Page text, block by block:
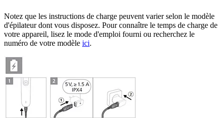
Notez que les instructions de charge peuvent varier selon le modèle
d'épilateur dont vous disposez. Pour connaître le temps de charge de
votre appareil, lisez le mode d'emploi fourni ou recherchez le
numéro de votre modèle ici.